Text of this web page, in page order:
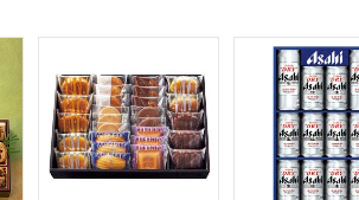
ょうえん)【4〜5人前・77品目】【イオ
段重「慶」(よろこび)【3〜4人前・35
ファクトリーシン エクセレントクラ
アサヒビー